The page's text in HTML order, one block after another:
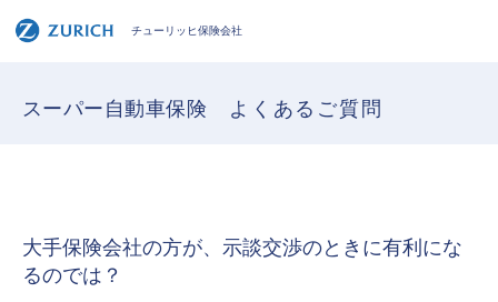
チューリッヒ保険会社
スーパー自動車保険 よくあるご質問
大手保険会社の方が、示談交渉のときに有利にな
るのでは？